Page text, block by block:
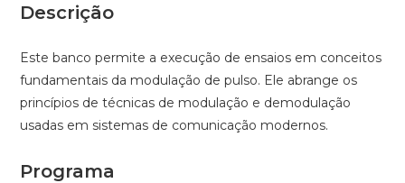
Descrição
Este banco permite a execução de ensaios em conceitos
fundamentais da modulação de pulso. Ele abrange os
princípios de técnicas de modulação e demodulação
usadas em sistemas de comunicação modernos.
Programa